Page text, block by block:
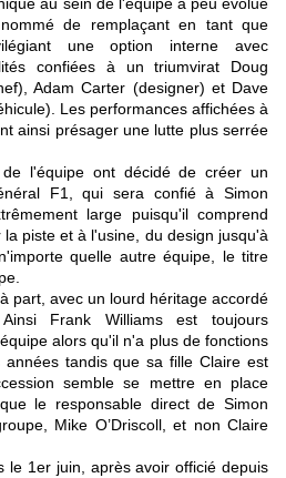
de remplaçant en tant que
une option interne avec
confiées à un triumvirat Doug
Adam Carter (designer) et Dave
Les performances affichées à
ainsi présager une lutte plus serrée
de l'équipe ont décidé de créer un
F1, qui sera confié à Simon
large puisqu'il comprend
piste et à l'usine, du design jusqu'à
quelle autre équipe, le titre
part, avec un lourd héritage accordé
Frank Williams est toujours
alors qu'il n'a plus de fonctions
années tandis que sa fille Claire est
semble se mettre en place
le responsable direct de Simon
Mike O’Driscoll, et non Claire
le 1er juin, après avoir officié depuis